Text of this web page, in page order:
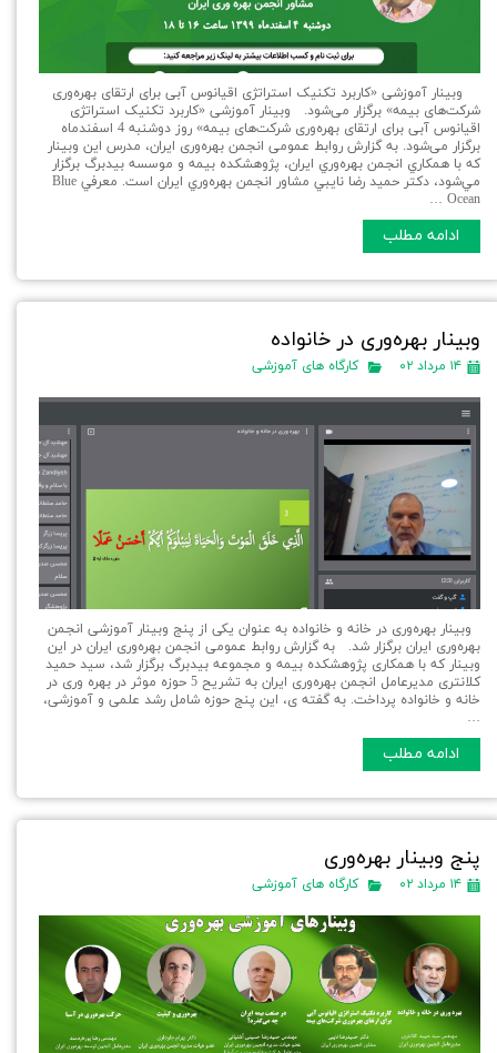
وبینار آموزشی «کاربرد تکنیک استراتژی اقیانوس آبی برای ارتقای بهره‌وری
شرکت‌های بیمه» برگزار می‌شود. وبینار آموزشی «کاربرد تکنیک استراتژی
اقیانوس آبی برای ارتقای بهره‌وری شرکت‌های بیمه» روز دوشنبه 4 اسفندماه
برگزار می‌شود. به گزارش روابط عمومی انجمن بهره‌وری ایران، مدرس اين وبينار
كه با همكاري انجمن بهره‌وري ايران، پژوهشكده بيمه و موسسه بيدبرگ برگزار
مي‌شود، دكتر حميد رضا نايبي مشاور انجمن بهره‌وري ايران است. معرفي Blue
Ocean …
ادامه مطلب
وبينار بهره‌وری در خانواده
۱۴ مرداد ۰۲ کارگاه های آموزشی
وبینار بهره‌وری در خانه و خانواده به عنوان یکی از پنج وبینار آموزشی انجمن
بهره‌وری ایران برگزار شد. به گزارش روابط عمومی انجمن بهره‌وری ایران در این
وبینار که با همکاری پژوهشکده بیمه و مجموعه بیدبرگ برگزار شد، سيد حميد
كلانتری مديرعامل انجمن بهره‌وری ايران به تشريح 5 حوزه موثر در بهره وری در
خانه و خانواده پرداخت. به گفته ی، اين پنج حوزه شامل رشد علمی و آموزشی،
…
ادامه مطلب
پنج وبینار بهره‌وری
۱۴ مرداد ۰۲ کارگاه های آموزشی